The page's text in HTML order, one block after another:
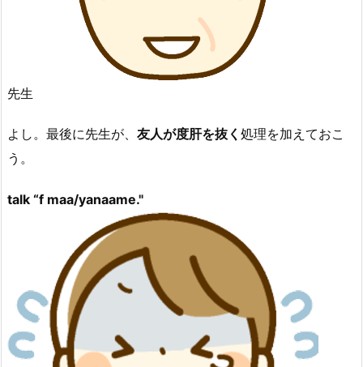
先生
よし。最後に先生が、 友人が度肝を抜く 処理を加えておこ
う。
talk “f maa/yanaame."